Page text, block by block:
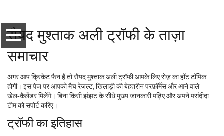
सैयद मुश्ताक अली ट्रॉफी के ताज़ा
समाचार
अगर आप क्रिकेट फैन हैं तो सैयद मुश्ताक अली ट्रॉफी आपके लिए रोज़ का हॉट टॉपिक
होगी। इस पेज पर आपको मैच रेजल्ट, खिलाड़ी की बेहतरीन परफ़ॉर्मेंस और आने वाले
खेल‑कैलेंडर मिलेंगे। बिना किसी झंझट के सीधे मुख्य जानकारी पढ़िए और अपने पसंदीदा
टीम को सपोर्ट करिए।
ट्रॉफी का इतिहास